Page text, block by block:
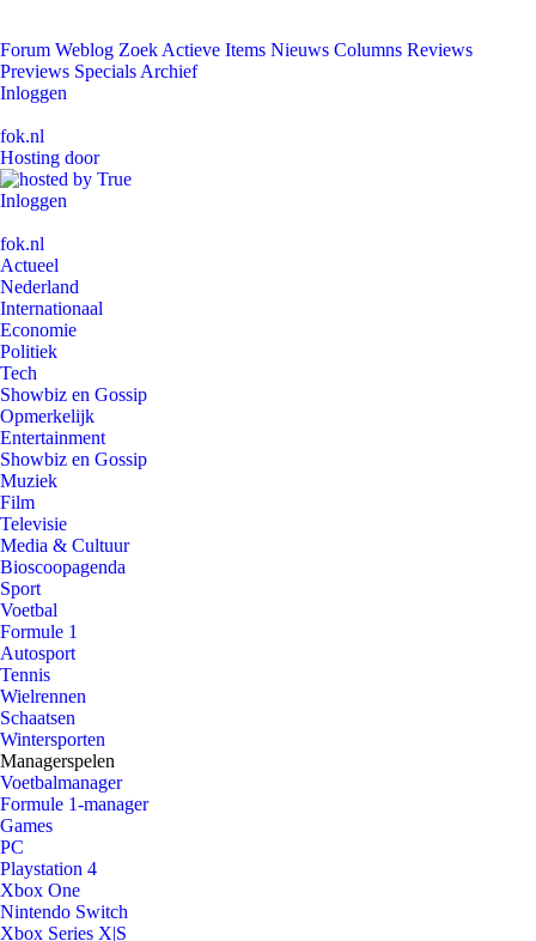
Forum Weblog Zoek Actieve Items Nieuws Columns Reviews
Previews Specials Archief
Inloggen
fok.nl
Hosting door
Inloggen
fok.nl
Actueel
Nederland
Internationaal
Economie
Politiek
Tech
Showbiz en Gossip
Opmerkelijk
Entertainment
Showbiz en Gossip
Muziek
Film
Televisie
Media & Cultuur
Bioscoopagenda
Sport
Voetbal
Formule 1
Autosport
Tennis
Wielrennen
Schaatsen
Wintersporten
Managerspelen
Voetbalmanager
Formule 1-manager
Games
PC
Playstation 4
Xbox One
Nintendo Switch
Xbox Series X|S